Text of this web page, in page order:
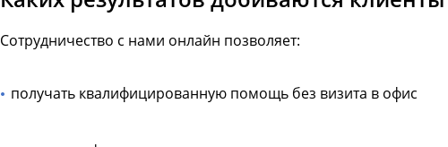
Сотрудничество с нами онлайн позволяет:
получать квалифицированную помощь без визита в офис